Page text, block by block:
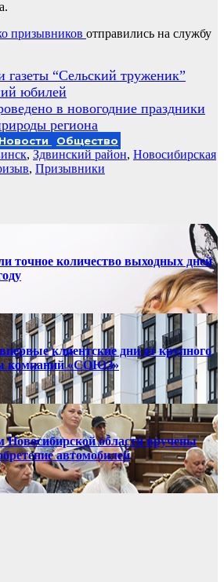
призывников отправились на службу
газеты “Сельский труженик”
юбилей
в новогодние праздники
региона
Новости Общество
, Здвинский район, Новосибирская
, Призывники
точное количество выходных дней
клиентские дни от крупного
компаний «СОЮЗ»
области вручены
автомобилей